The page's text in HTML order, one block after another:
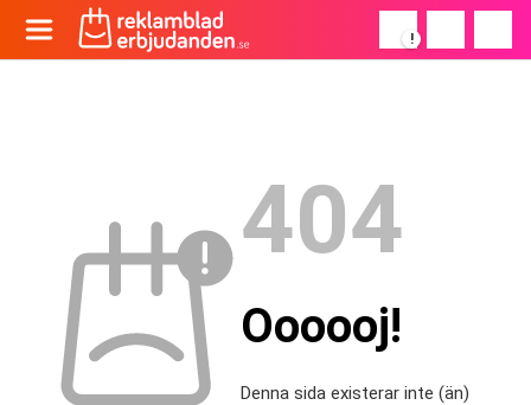
!
404
Oooooj!
Denna sida existerar inte (än)